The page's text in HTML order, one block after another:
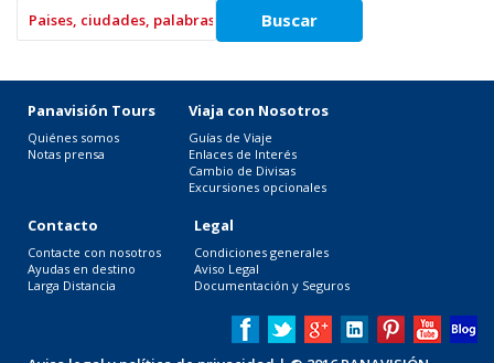
Panavisión Tours
Quiénes somos
Notas prensa
Viaja con Nosotros
Guías de Viaje
Enlaces de Interés
Cambio de Divisas
Excursiones opcionales
Contacto
Contacte con nosotros
Ayudas en destino
Larga Distancia
Legal
Condiciones generales
Aviso Legal
Documentación y Seguros